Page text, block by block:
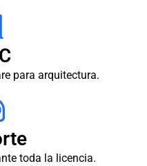
para arquitectura.
toda la licencia.